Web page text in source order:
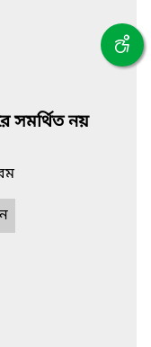
সমর্থিত নয়